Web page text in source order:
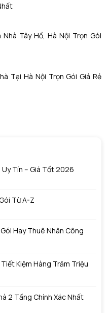
Uy Tín – Giá Tốt 2026
Từ A-Z
Hay Thuê Nhân Công
Kiệm Hàng Trăm Triệu
2 Tầng Chính Xác Nhất
Nhà Tây Hồ, Hà Nội Trọn Gói
Tại Hà Nội Trọn Gói Giá Rẻ